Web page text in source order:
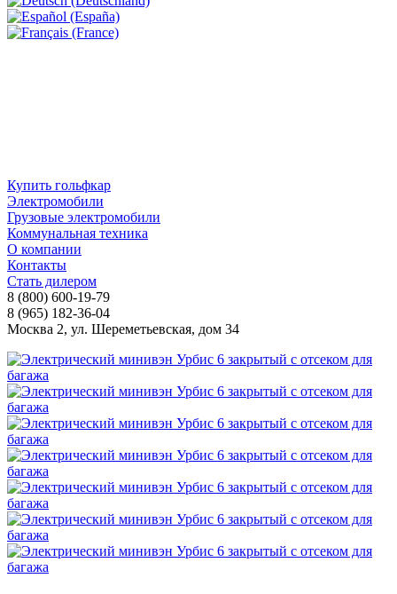
Купить гольфкар
Электромобили
Грузовые электромобили
Коммунальная техника
О компании
Контакты
Стать дилером
8 (800) 600-19-79
8 (965) 182-36-04
Москва 2, ул. Шереметьевская, дом 34